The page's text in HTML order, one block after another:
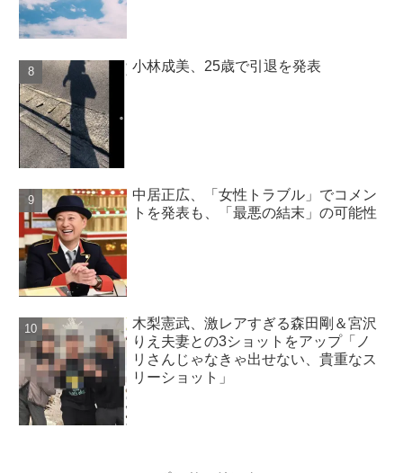
小林成美、25歳で引退を発表
中居正広、「女性トラブル」でコメン
トを発表も、「最悪の結末」の可能性
木梨憲武、激レアすぎる森田剛＆宮沢
りえ夫妻との3ショットをアップ「ノ
リさんじゃなきゃ出せない、貴重なス
リーショット」